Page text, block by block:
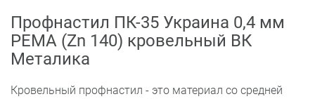
Профнастил ПК-35 Украина 0,4 мм
PEМА (Zn 140) кровельный ВК
Металика
Кровельный профнастил - это материал со средней